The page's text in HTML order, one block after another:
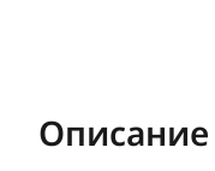
Описание